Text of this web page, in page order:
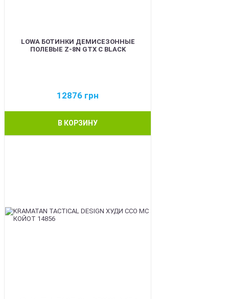
LOWA БОТИНКИ ДЕМИСЕЗОННЫЕ
ПОЛЕВЫЕ Z-8N GTX C BLACK
12876 грн
В КОРЗИНУ